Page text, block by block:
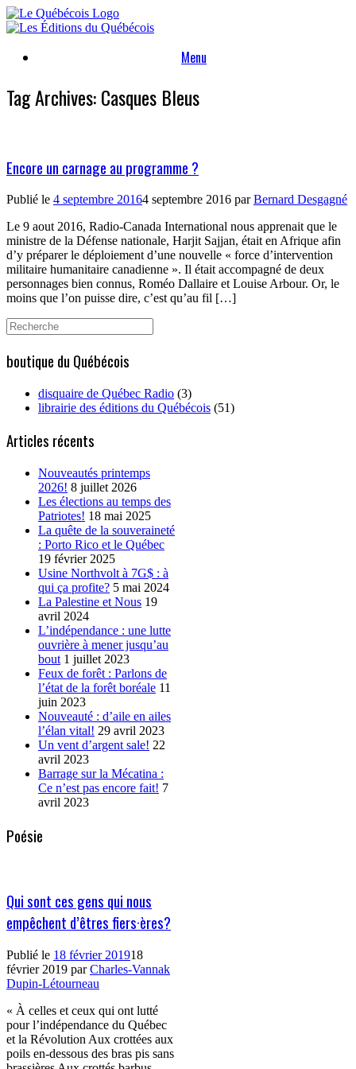
Skip
to
Menu
Tag Archives:Casques Bleus
Encore un carnage au programme ?
Publié le 4 septembre 20164 septembre 2016 parBernard Desgagné
Le 9 aout 2016, Radio-Canada International nous apprenait que le
ministre de la Défense nationale, Harjit Sajjan, était en Afrique afin
d’y préparer le déploiement d’une nouvelle « force d’intervention
militaire humanitaire canadienne ». Il était accompagné de deux
personnages bien connus, Roméo Dallaire et Louise Arbour. Or, le
moins que l’on puisse dire, c’est qu’au fil […]
Search
for:
boutique du Québécois
disquaire de Québec Radio (3)
librairie des éditions du Québécois (51)
Articles récents
Nouveautés printemps
2026! 8 juillet 2026
Les élections au temps des
Patriotes! 18 mai 2025
La quête de la souveraineté
: Porto Rico et le Québec
19 février 2025
Usine Northvolt à 7G$ : à
qui ça profite? 5 mai 2024
La Palestine et Nous 19
avril 2024
L’indépendance : une lutte
ouvrière à mener jusqu’au
bout 1 juillet 2023
Feux de forêt : Parlons de
l’état de la forêt boréale 11
juin 2023
Nouveauté : d’aile en ailes
l’élan vital! 29 avril 2023
Un vent d’argent sale! 22
avril 2023
Barrage sur la Mécatina :
Ce n’est pas encore fait! 7
avril 2023
Poésie
Qui sont ces gens qui nous
empêchent d’êtres fiers·ères?
Publié le 18 février 201918
février 2019 parCharles-Vannak
Dupin-Létourneau
« À celles et ceux qui ont lutté
pour l’indépendance du Québec
et la Révolution Aux crottées aux
poils en-dessous des bras pis sans